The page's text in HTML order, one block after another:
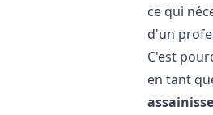
ce qui
d'un
C'est
en tant